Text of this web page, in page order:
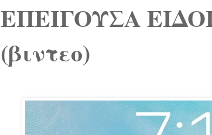
ΕΠΕΙΓΟΥΣΑ
(βιντεο)